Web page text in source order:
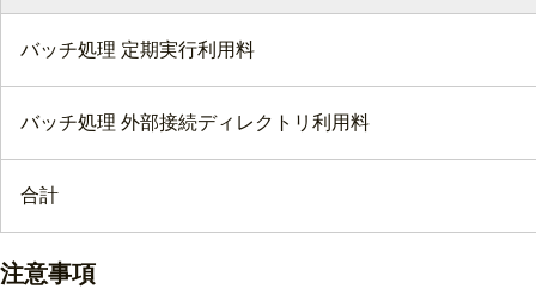
バッチ処理 定期実行利用料
バッチ処理 外部接続ディレクトリ利用料
合計
注意事項